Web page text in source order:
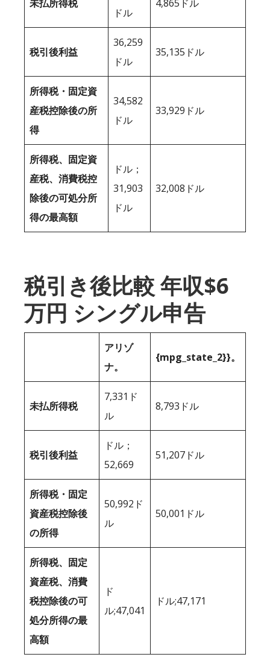
未払所得税
ドル
4,865ドル
税引後利益
36,259
ドル
35,135ドル
所得税・固定資
産税控除後の所
得
34,582
ドル
33,929ドル
所得税、固定資
産税、消費税控
除後の可処分所
得の最高額
ドル；
31,903
ドル
32,008ドル
税引き後比較 年収$6
万円 シングル申告
アリゾ
ナ。
{mpg_state_2}}。
未払所得税
7,331ド
ル
8,793ドル
税引後利益
ドル；
52,669
51,207ドル
所得税・固定
資産税控除後
の所得
50,992ド
ル
50,001ドル
所得税、固定
資産税、消費
税控除後の可
処分所得の最
高額
ド
ル;47,041
ドル;47,171